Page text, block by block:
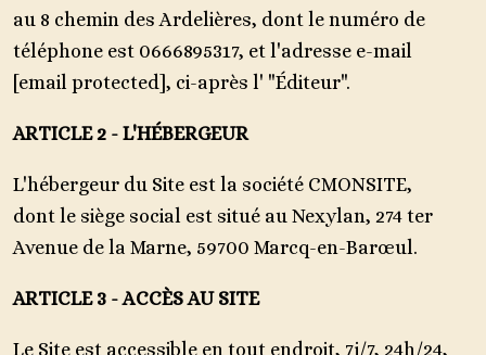
au 8 chemin des Ardelières, dont le numéro de
téléphone est 0666895317, et l'adresse e-mail
[email protected] , ci-après l' "Éditeur".
ARTICLE 2 - L'HÉBERGEUR
L'hébergeur du Site est la société CMONSITE,
dont le siège social est situé au Nexylan, 274 ter
Avenue de la Marne, 59700 Marcq-en-Barœul.
ARTICLE 3 - ACCÈS AU SITE
Le Site est accessible en tout endroit, 7j/7, 24h/24,